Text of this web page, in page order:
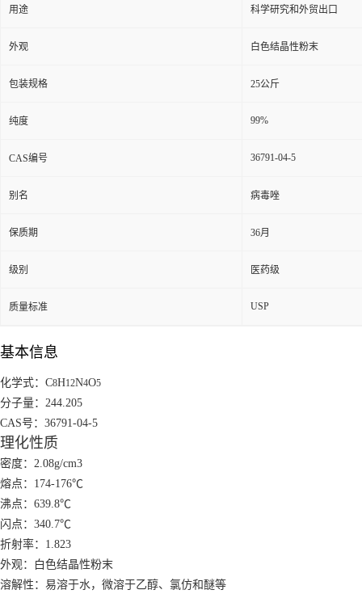
用途 科学研究和外贸出口
外观 白色结晶性粉末
包装规格 25公斤
纯度 99%
CAS编号 36791-04-5
别名 病毒唑
保质期 36月
级别 医药级
质量标准 USP
基本信息
化学式：C8H12N4O5
分子量：244.205
CAS号：36791-04-5
理化性质
密度：2.08g/cm3
熔点：174-176℃
沸点：639.8℃
闪点：340.7℃
折射率：1.823
外观：白色结晶性粉末
溶解性：易溶于水，微溶于乙醇、氯仿和醚等